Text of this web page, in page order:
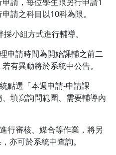
請之科目以10科為限。
小組方式進行輔導。
申請時間為開始課輔之前二
有異動將於系統中公告。
點選「本週申請-申請課
填寫詢問範圍、需要輔導內
行審核、媒合等作業，將另
亦可於系統中查詢。